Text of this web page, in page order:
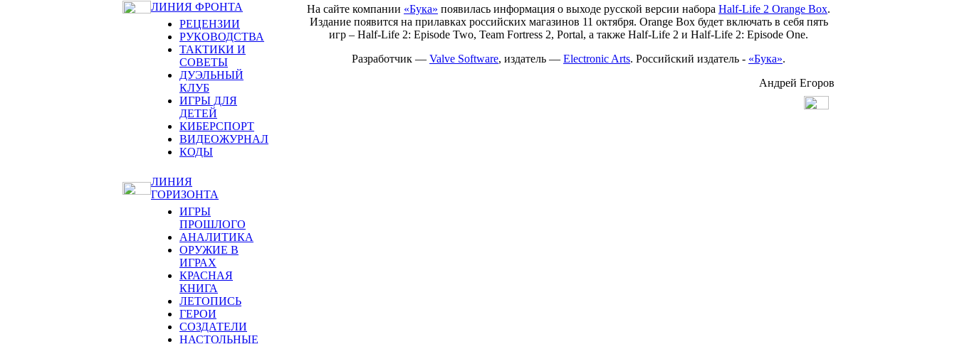
ЛИНИЯ ФРОНТА
РЕЦЕНЗИИ
РУКОВОДСТВА
ТАКТИКИ И
СОВЕТЫ
ДУЭЛЬНЫЙ
КЛУБ
ИГРЫ ДЛЯ
ДЕТЕЙ
КИБЕРСПОРТ
ВИДЕОЖУРНАЛ
КОДЫ
ЛИНИЯ
ГОРИЗОНТА
ИГРЫ
ПРОШЛОГО
АНАЛИТИКА
ОРУЖИЕ В
ИГРАХ
КРАСНАЯ
КНИГА
ЛЕТОПИСЬ
ГЕРОИ
СОЗДАТЕЛИ
НАСТОЛЬНЫЕ
На сайте компании «Бука» появилась информация о выходе русской версии набора Half-Life 2 Orange Box.
Издание появится на прилавках российских магазинов 11 октября. Orange Box будет включать в себя пять
игр – Half-Life 2: Episode Two, Team Fortress 2, Portal, а также Half-Life 2 и Half-Life 2: Episode One.
Разработчик — Valve Software, издатель — Electronic Arts. Российский издатель - «Бука».
Андрей Егоров